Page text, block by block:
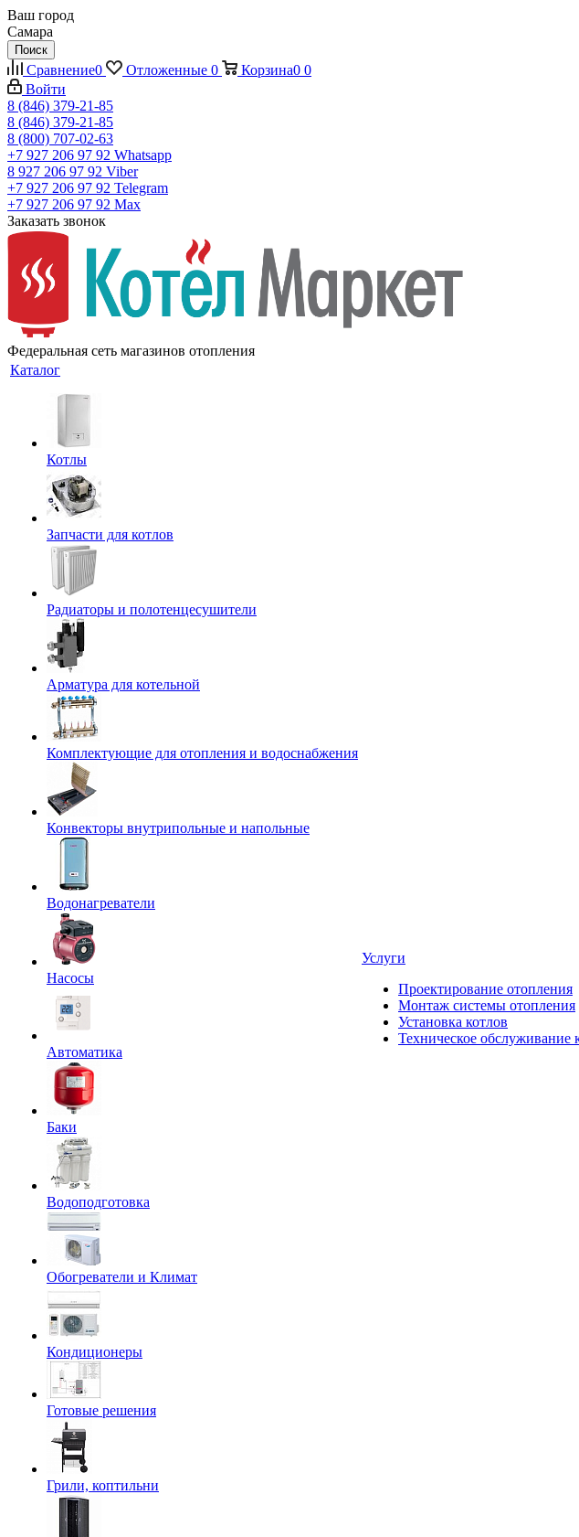
Ваш город
Самара
Поиск
Сравнение0 Отложенные 0 Корзина0 0
Войти
8 (846) 379-21-85
8 (846) 379-21-85
8 (800) 707-02-63
+7 927 206 97 92 Whatsapp
8 927 206 97 92 Viber
+7 927 206 97 92 Telegram
+7 927 206 97 92 Max
Заказать звонок
Федеральная сеть магазинов отопления
Каталог
Котлы
Запчасти для котлов
Радиаторы и полотенцесушители
Арматура для котельной
Комплектующие для отопления и водоснабжения
Конвекторы внутрипольные и напольные
Водонагреватели
Насосы
Автоматика
Баки
Водоподготовка
Обогреватели и Климат
Кондиционеры
Готовые решения
Грили, коптильни
Услуги
Проектирование отопления
Монтаж системы отопления
Установка котлов
Техническое обслуживание